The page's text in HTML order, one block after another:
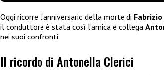
Oggi ricorre l’anniversario della morte di
il conduttore è stata così l’amica e collega
nei suoi confronti.
Il ricordo di Antonella Clerici